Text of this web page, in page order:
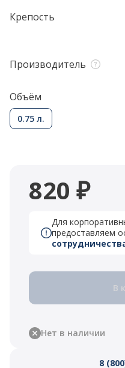
Крепость
Производитель
Объём
0.75 л.
820 ₽
Для
предоставляем
В
Нет в наличии
8